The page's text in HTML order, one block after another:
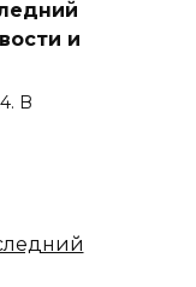
и
В